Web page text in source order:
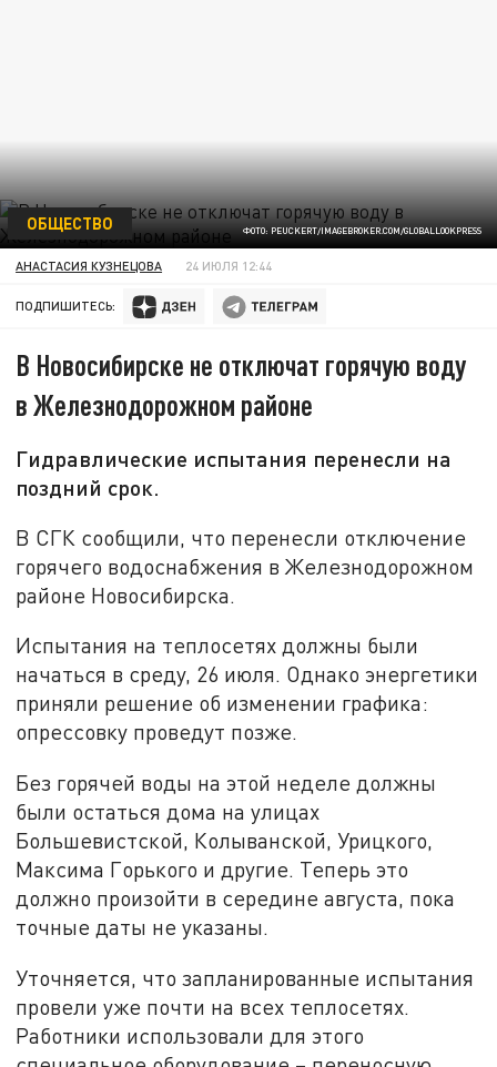
ФОТО: PEUCKERT/IMAGEBROKER.COM/GLOBALLOOKPRESS
ОБЩЕСТВО
АНАСТАСИЯ КУЗНЕЦОВА 24 ИЮЛЯ 12:44
ПОДПИШИТЕСЬ:
В Новосибирске не отключат горячую воду
в Железнодорожном районе
Гидравлические испытания перенесли на
поздний срок.
В СГК сообщили, что перенесли отключение
горячего водоснабжения в Железнодорожном
районе Новосибирска.
Испытания на теплосетях должны были
начаться в среду, 26 июля. Однако энергетики
приняли решение об изменении графика:
опрессовку проведут позже.
Без горячей воды на этой неделе должны
были остаться дома на улицах
Большевиcтской, Колыванской, Урицкого,
Максима Горького и другие. Теперь это
должно произойти в середине августа, пока
точные даты не указаны.
Уточняется, что запланированные испытания
провели уже почти на всех теплосетях.
Работники использовали для этого